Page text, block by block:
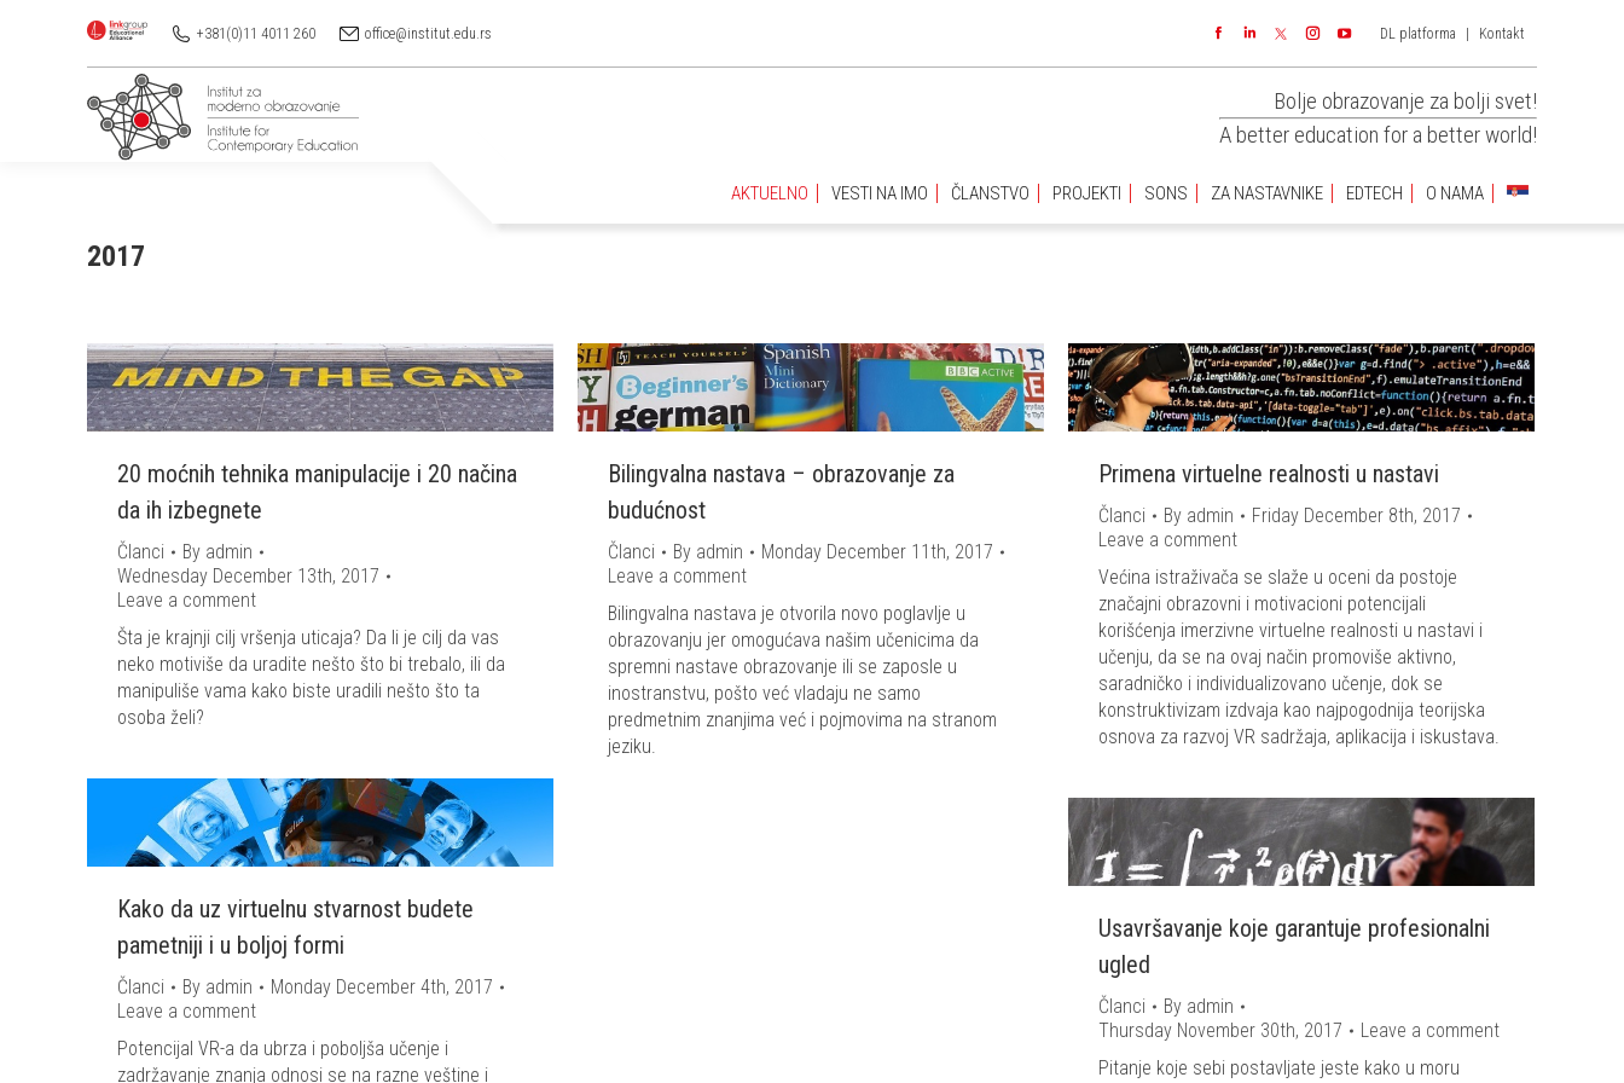
+381(0)11 4011 260 office@institut.edu.rs
FacebookLinkedin Instagram
DL platforma Kontakt
Bolje obrazovanje za bolji svet!
A better education for a better world!
AKTUELNO VESTI NA IMO ČLANSTVO PROJEKTI SONS ZA NASTAVNIKE EDTECH O NAMA
2017
20 moćnih tehnika manipulacije i 20 načina
da ih izbegnete
Članci By admin
Wednesday December 13th, 2017
Leave a comment
Šta je krajnji cilj vršenja uticaja? Da li je cilj da vas
neko motiviše da uradite nešto što bi trebalo, ili da
manipuliše vama kako biste uradili nešto što ta
osoba želi?
Bilingvalna nastava – obrazovanje za
budućnost
Članci By admin
Monday December 11th, 2017
Leave a comment
Bilingvalna nastava je otvorila novo poglavlje u
obrazovanju jer omogućava našim učenicima da
spremni nastave obrazovanje ili se zaposle u
inostranstvu, pošto već vladaju ne samo
predmetnim znanjima već i pojmovima na stranom
jeziku.
Primena virtuelne realnosti u nastavi
Članci By admin
Friday December 8th, 2017
Leave a comment
Većina istraživača se slaže u oceni da postoje
značajni obrazovni i motivacioni potencijali
korišćenja imerzivne virtuelne realnosti u nastavi i
učenju, da se na ovaj način promoviše aktivno,
saradničko i individualizovano učenje, dok se
konstruktivizam izdvaja kao najpogodnija teorijska
osnova za razvoj VR sadržaja, aplikacija i iskustava.
Kako da uz virtuelnu stvarnost budete
pametniji i u boljoj formi
Članci By admin
Monday December 4th, 2017
Leave a comment
Potencijal VR-a da ubrza i poboljša učenje i
zadržavanje znanja odnosi se na razne veštine i
Usavršavanje koje garantuje profesionalni
ugled
Članci By admin
Thursday November 30th, 2017
Leave a comment
Pitanje koje sebi postavljate jeste kako u moru
ZA NASTAVNIKE EDTECH O NAMA